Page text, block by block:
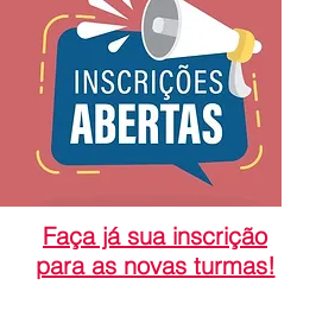
Faça já sua inscrição
para as novas turmas!